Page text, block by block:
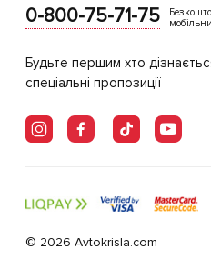
0-800-75-71-75
Будьте першим хто
спеціальні пропозиції
© 2026 Avtokrisla.com